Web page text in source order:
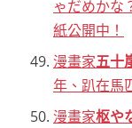
ゃだめかな
紙公開中！
漫畫家五十
年、趴在馬
漫畫家枢や